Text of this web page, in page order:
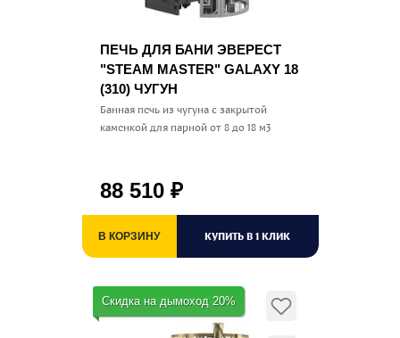
ПЕЧЬ ДЛЯ БАНИ ЭВЕРЕСТ
"STEAM MASTER" GALAXY 18
(310) ЧУГУН
Банная печь из чугуна с закрытой
каменкой для парной от 8 до 18 м3
88 510 ₽
В КОРЗИНУ КУПИТЬ В 1 КЛИК
Скидка на дымоход 20%